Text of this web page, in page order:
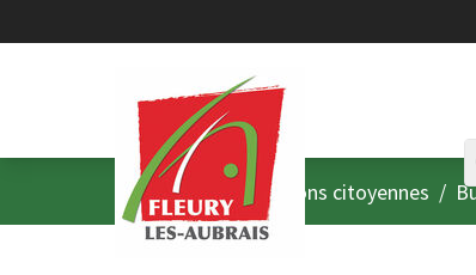
AccueilMenu principal
/ Consultations citoyennes /